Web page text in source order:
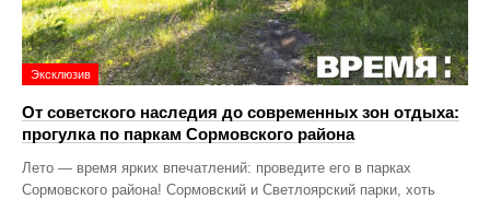
Эксклюзив
От советского наследия до современных зон отдыха:
прогулка по паркам Сормовского района
Лето — время ярких впечатлений: проведите его в парках
Сормовского района! Сормовский и Светлоярский парки, хоть